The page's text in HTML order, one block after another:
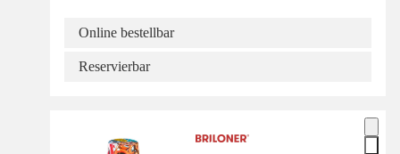
Online bestellbar
Reservierbar